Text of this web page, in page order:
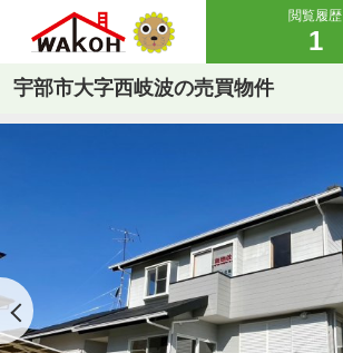
閲覧履歴
1
宇部市大字西岐波の売買物件